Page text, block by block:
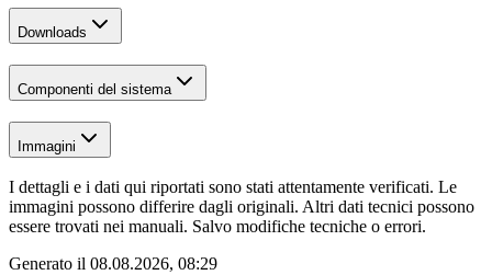
Downloads
Componenti del sistema
Immagini
I dettagli e i dati qui riportati sono stati attentamente verificati. Le
immagini possono differire dagli originali. Altri dati tecnici possono
essere trovati nei manuali. Salvo modifiche tecniche o errori.
Generato il 08.08.2026, 08:29